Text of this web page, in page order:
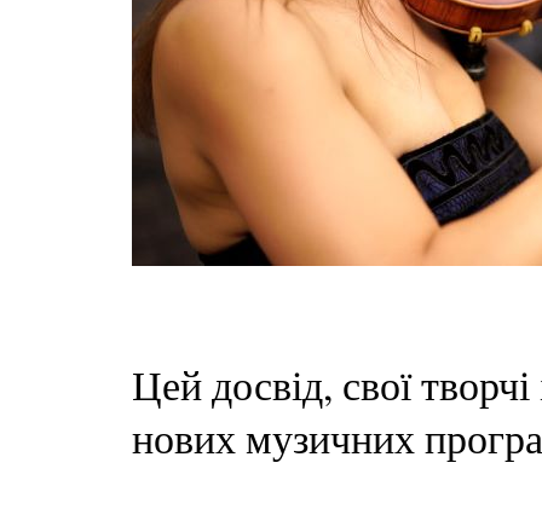
Цей досвід, свої
нових музичних